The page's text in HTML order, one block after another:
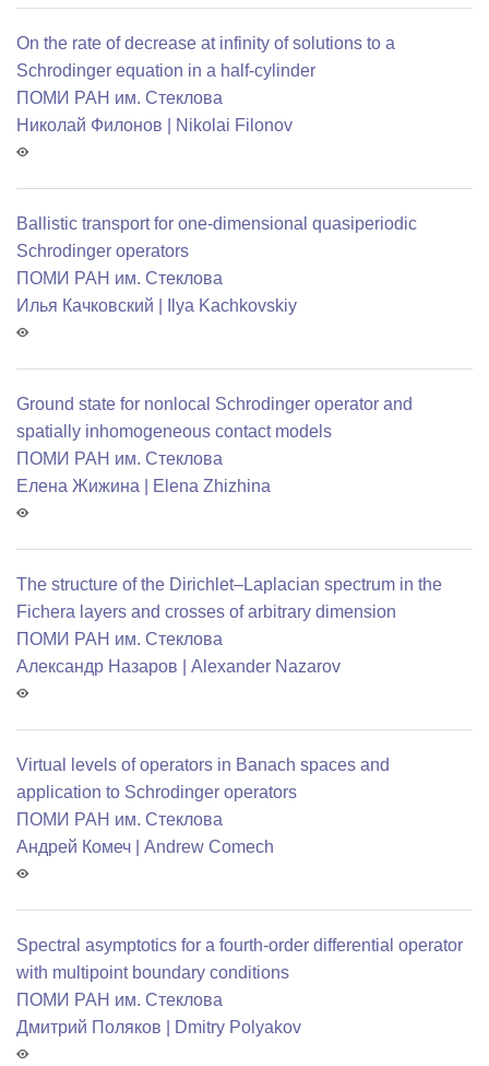
On the rate of decrease at infinity of solutions to a
Schrodinger equation in a half-cylinder
ПОМИ РАН им. Стеклова
Николай Филонов | Nikolai Filonov
Ballistic transport for one-dimensional quasiperiodic
Schrodinger operators
ПОМИ РАН им. Стеклова
Илья Качковский | Ilya Kachkovskiy
Ground state for nonlocal Schrodinger operator and
spatially inhomogeneous contact models
ПОМИ РАН им. Стеклова
Елена Жижина | Elena Zhizhina
The structure of the Dirichlet–Laplacian spectrum in the
Fichera layers and crosses of arbitrary dimension
ПОМИ РАН им. Стеклова
Александр Назаров | Alexander Nazarov
Virtual levels of operators in Banach spaces and
application to Schrodinger operators
ПОМИ РАН им. Стеклова
Андрей Комеч | Andrew Comech
Spectral asymptotics for a fourth-order differential operator
with multipoint boundary conditions
ПОМИ РАН им. Стеклова
Дмитрий Поляков | Dmitry Polyakov